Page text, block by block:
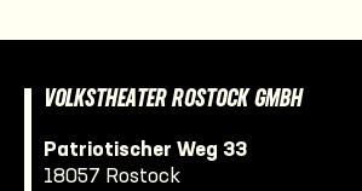
VOLKSTHEATER ROSTOCK GMBH
Patriotischer Weg 33
18057 Rostock